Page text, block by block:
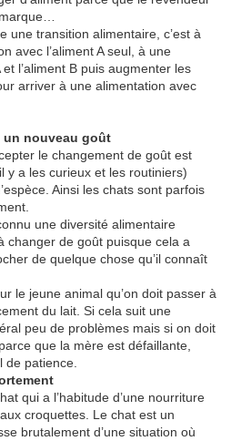
une transition alimentaire, c’est à
avec l’aliment A seul, à une
l’aliment B puis augmenter les
arriver à une alimentation avec
un nouveau goût
le changement de goût est
y a les curieux et les routiniers)
Ainsi les chats sont parfois
une diversité alimentaire
changer de goût puisque cela a
de quelque chose qu’il connaît
le jeune animal qu’on doit passer à
du lait. Si cela suit une
peu de problèmes mais si on doit
que la mère est défaillante,
patience.
qui a l’habitude d’une nourriture
croquettes. Le chat est un
brutalement d’une situation où